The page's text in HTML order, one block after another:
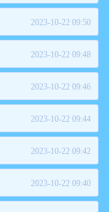
2023-10-22 09:50
2023-10-22 09:48
2023-10-22 09:46
2023-10-22 09:44
2023-10-22 09:42
2023-10-22 09:40